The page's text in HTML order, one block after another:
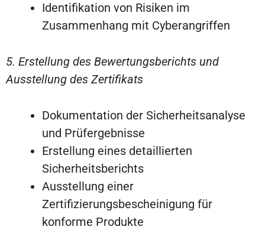
Identifikation von Risiken im
Zusammenhang mit Cyberangriffen
5. Erstellung des Bewertungsberichts und
Ausstellung des Zertifikats
Dokumentation der Sicherheitsanalyse
und Prüfergebnisse
Erstellung eines detaillierten
Sicherheitsberichts
Ausstellung einer
Zertifizierungsbescheinigung für
konforme Produkte